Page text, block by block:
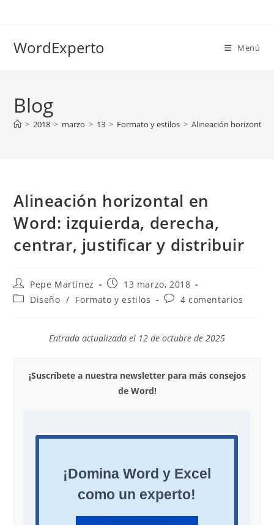
WordExperto Menú
Blog
> 2018 > marzo > 13 > Formato y estilos > Alineación horizontal
Alineación horizontal en
Word: izquierda, derecha,
centrar, justificar y distribuir
Autor
de
la
Pepe Martínez
Publicación
la
13 marzo, 2018
Categoría
entrada:
Diseño / Formato y estilos
Comentarios
entrada:
4 comentarios
Entrada actualizada el 12 de octubre de 2025
¡Suscríbete a nuestra newsletter para más consejos
de Word!